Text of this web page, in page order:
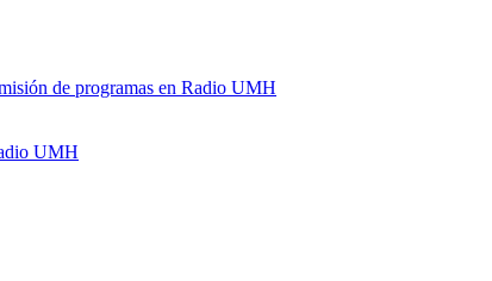
de programas en Radio UMH
UMH